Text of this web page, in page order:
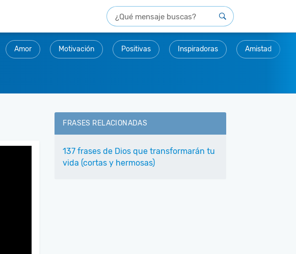
Amor Motivación Positivas Inspiradoras Amistad
FRASES RELACIONADAS
137 frases de Dios que transformarán tu
vida (cortas y hermosas)